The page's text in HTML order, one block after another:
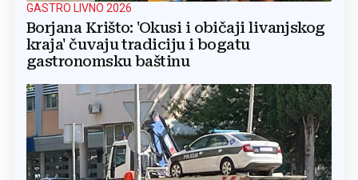
GASTRO LIVNO 2026
Borjana Krišto: 'Okusi i običaji livanjskog
kraja' čuvaju tradiciju i bogatu
gastronomsku baštinu